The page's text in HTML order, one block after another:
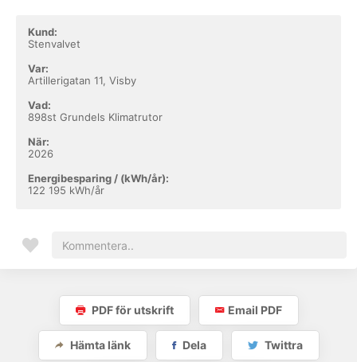
Kund:
Stenvalvet
Var:
Artillerigatan 11, Visby
Vad:
898st Grundels Klimatrutor
När:
2026
Energibesparing / (kWh/år):
122 195 kWh/år
PDF för utskrift Email PDF
Hämta länk Dela Twittra